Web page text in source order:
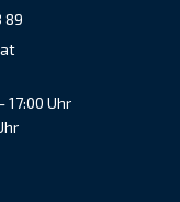
89
Uhr